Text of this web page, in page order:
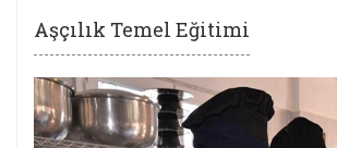
Aşçılık Temel Eğitimi